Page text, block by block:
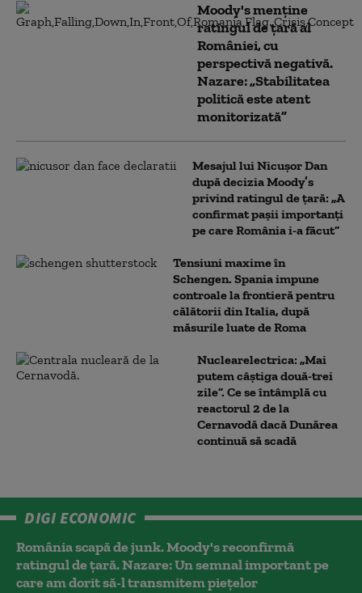
Moody's menține
ratingul de țară al
României, cu
perspectivă negativă.
Nazare: „Stabilitatea
politică este atent
monitorizată”
Mesajul lui Nicușor Dan
după decizia Moody’s
privind ratingul de țară: „A
confirmat pașii importanți
pe care România i-a făcut”
Tensiuni maxime în
Schengen. Spania impune
controale la frontieră pentru
călătorii din Italia, după
măsurile luate de Roma
Nuclearelectrica: „Mai
putem câștiga două-trei
zile”. Ce se întâmplă cu
reactorul 2 de la
Cernavodă dacă Dunărea
continuă să scadă
DIGI ECONOMIC
România scapă de junk. Moody's reconfirmă
ratingul de țară. Nazare: Un semnal important pe
care am dorit să-l transmitem piețelor